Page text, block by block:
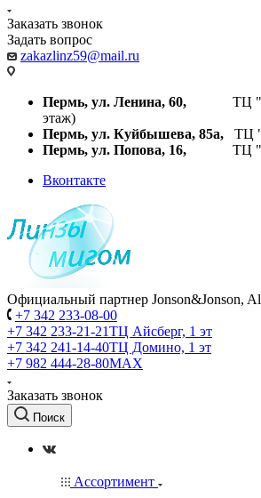
Заказать звонок
Задать вопрос
zakazlinz59@mail.ru
Пермь, ул. Ленина, 60, ТЦ
этаж)
Пермь, ул. Куйбышева, 85а, ТЦ
Пермь, ул. Попова, 16, ТЦ
Вконтакте
Официальный партнер Jonson&Jonson,
+7 342 233-08-00
+7 342 233-21-21ТЦ Айсберг, 1 эт
+7 342 241-14-40ТЦ Домино, 1 эт
+7 982 444-28-80MAX
Заказать звонок
Поиск
Ассортимент